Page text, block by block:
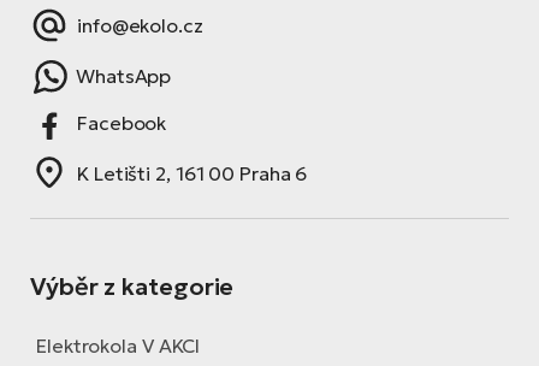
info@ekolo.cz
WhatsApp
Facebook
K Letišti 2, 161 00 Praha 6
Výběr z kategorie
Elektrokola V AKCI